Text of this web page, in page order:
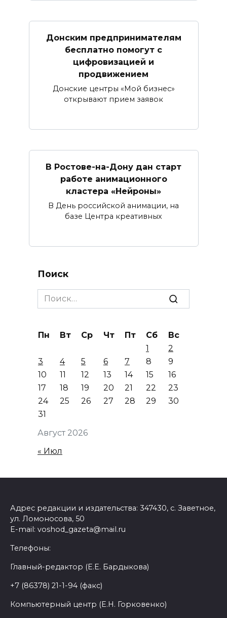
Донским предпринимателям
бесплатно помогут с
цифровизацией и
продвижением
Донские центры «Мой бизнес»
открывают прием заявок
В Ростове-на-Дону дан старт
работе анимационного
кластера «Нейроны»
В День российской анимации, на
базе Центра креативных
Поиск
Search
for:
Август 2026
Пн Вт Ср Чт Пт Сб
Вс
1
2
3
4 5 6 7 8
9
10
11 12 13 14 15
16
17
18 19 20 21 22
23
24
25 26 27 28 29
30
31
« Июл
Адрес редакции и издательства: 347430, с. Заветное,
ул. Ломоносова, 50
E-mail: voshod_gazeta@mail.ru
Телефоны:
Главный-редактор (Е.Е. Бардыкова)
+7 (86378) 21-1-94 (факс)
Компьютерный центр (Е.Н. Горковенко)